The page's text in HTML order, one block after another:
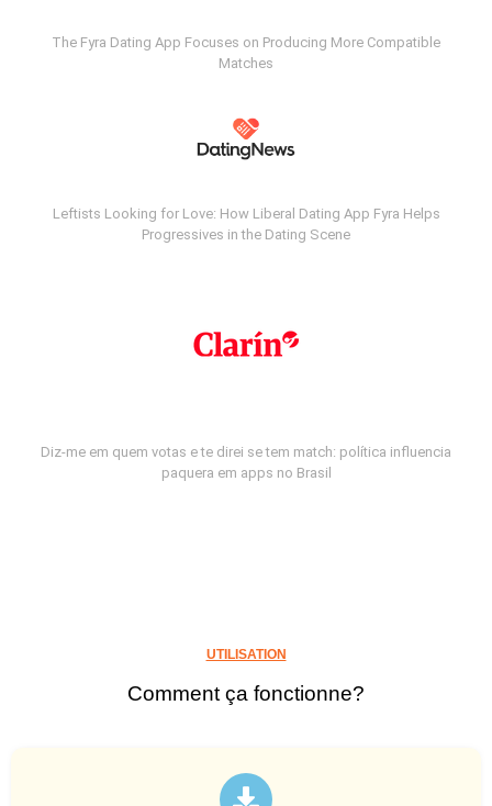
The Fyra Dating App Focuses on Producing More Compatible
Matches
Leftists Looking for Love: How Liberal Dating App Fyra Helps
Progressives in the Dating Scene
Diz-me em quem votas e te direi se tem match: política influencia
paquera em apps no Brasil
UTILISATION
Comment ça fonctionne?